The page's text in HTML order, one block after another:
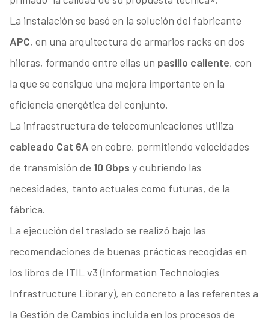
La instalación se basó en la solución del fabricante
APC, en una arquitectura de armarios racks en dos
hileras, formando entre ellas un pasillo caliente, con
la que se consigue una mejora importante en la
eficiencia energética del conjunto.
La infraestructura de telecomunicaciones utiliza
cableado Cat 6A en cobre, permitiendo velocidades
de transmisión de 10 Gbps y cubriendo las
necesidades, tanto actuales como futuras, de la
fábrica.
La ejecución del traslado se realizó bajo las
recomendaciones de buenas prácticas recogidas en
los libros de ITIL v3 (Information Technologies
Infrastructure Library), en concreto a las referentes a
la Gestión de Cambios incluida en los procesos de